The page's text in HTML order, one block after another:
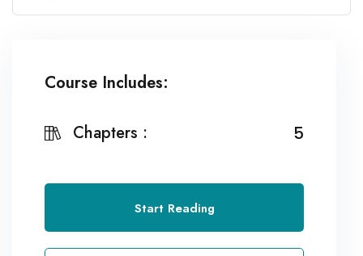
Course Includes:
Chapters : 5
Start Reading